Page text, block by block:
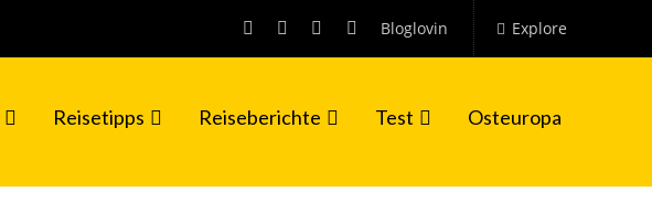
Bloglovin Explore
Reisetipps Reiseberichte Test Osteuropa